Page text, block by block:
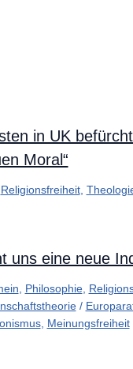
in UK
Moral“
Religionsfreiheit,
uns eine neue
Philosophie,
/
, Meinungsfreiheit